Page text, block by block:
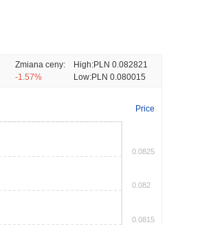
Zmiana ceny:
-1.57%
High:PLN 0.082821
Low:PLN 0.080015
Price
0.0815
0.082
0.0825